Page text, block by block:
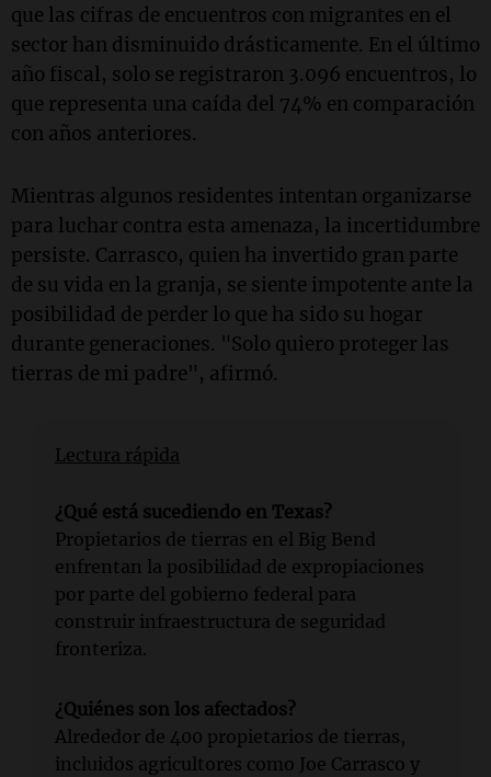
que las cifras de encuentros con migrantes en el
sector han disminuido drásticamente. En el último
año fiscal, solo se registraron 3.096 encuentros, lo
que representa una caída del 74% en comparación
con años anteriores.
Mientras algunos residentes intentan organizarse
para luchar contra esta amenaza, la incertidumbre
persiste. Carrasco, quien ha invertido gran parte
de su vida en la granja, se siente impotente ante la
posibilidad de perder lo que ha sido su hogar
durante generaciones. "Solo quiero proteger las
tierras de mi padre", afirmó.
Lectura rápida
¿Qué está sucediendo en Texas?
Propietarios de tierras en el Big Bend
enfrentan la posibilidad de expropiaciones
por parte del gobierno federal para
construir infraestructura de seguridad
fronteriza.
¿Quiénes son los afectados?
Alrededor de 400 propietarios de tierras,
incluidos agricultores como Joe Carrasco y